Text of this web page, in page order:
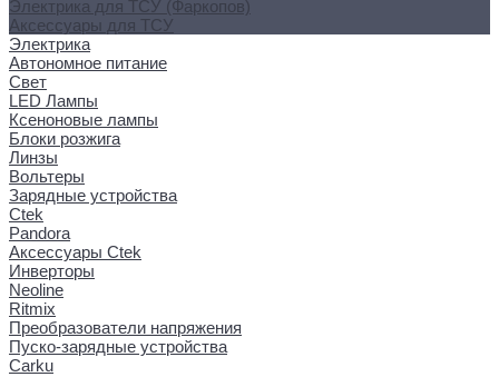
Электрика для ТСУ (Фаркопов)
Аксессуары для ТСУ
Электрика
Автономное питание
Свет
LED Лампы
Ксеноновые лампы
Блоки розжига
Линзы
Вольтеры
Зарядные устройства
Ctek
Pandora
Аксессуары Ctek
Инверторы
Neoline
Ritmix
Преобразователи напряжения
Пуско-зарядные устройства
Carku